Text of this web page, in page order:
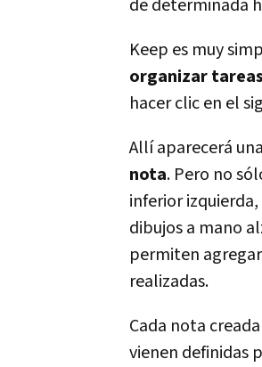
de determinada
Keep es muy
organizar
hacer clic en el
Allí aparecerá
nota. Pero no
inferior
dibujos a mano
permiten
realizadas.
Cada nota
vienen definidas